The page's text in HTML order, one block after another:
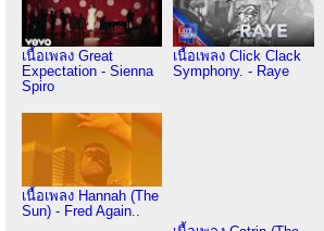
เนื้อเพลง Great
Expectation - Sienna
Spiro
เนื้อเพลง Click Clack
Symphony. - Raye
เนื้อเพลง Hannah (The
Sun) - Fred Again..